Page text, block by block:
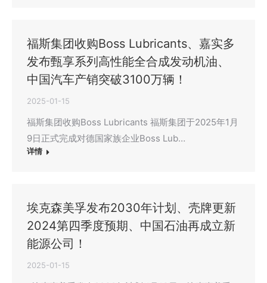
福斯集团收购Boss Lubricants、嘉实多
发布甄享系列高性能全合成发动机油、
中国汽车产销突破3100万辆！
2025-01-15
福斯集团收购Boss Lubricants 福斯集团于2025年1月
9日正式完成对德国家族企业Boss Lub…
详情
埃克森美孚发布2030年计划、壳牌更新
2024第四季度预期、中国石油再成立新
能源公司！
2025-01-15